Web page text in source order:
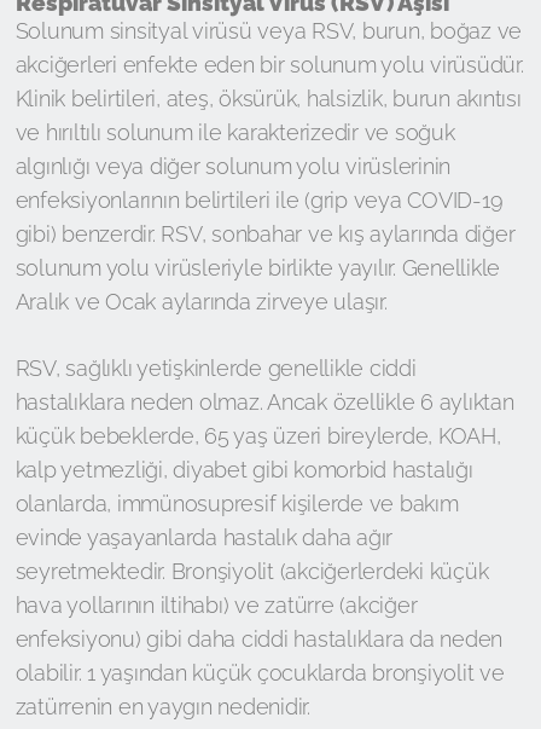
Solunum sinsityal virüsü veya RSV, burun, boğaz ve
akciğerleri enfekte eden bir solunum yolu virüsüdür.
Klinik belirtileri, ateş, öksürük, halsizlik, burun akıntısı
ve hırıltılı solunum ile karakterizedir ve soğuk
algınlığı veya diğer solunum yolu virüslerinin
enfeksiyonlarının belirtileri ile (grip veya COVID-19
gibi) benzerdir. RSV, sonbahar ve kış aylarında diğer
solunum yolu virüsleriyle birlikte yayılır. Genellikle
Aralık ve Ocak aylarında zirveye ulaşır.
RSV, sağlıklı yetişkinlerde genellikle ciddi
hastalıklara neden olmaz. Ancak özellikle 6 aylıktan
küçük bebeklerde, 65 yaş üzeri bireylerde, KOAH,
kalp yetmezliği, diyabet gibi komorbid hastalığı
olanlarda, immünosupresif kişilerde ve bakım
evinde yaşayanlarda hastalık daha ağır
seyretmektedir. Bronşiyolit (akciğerlerdeki küçük
hava yollarının iltihabı) ve zatürre (akciğer
enfeksiyonu) gibi daha ciddi hastalıklara da neden
olabilir. 1 yaşından küçük çocuklarda bronşiyolit ve
zatürrenin en yaygın nedenidir.